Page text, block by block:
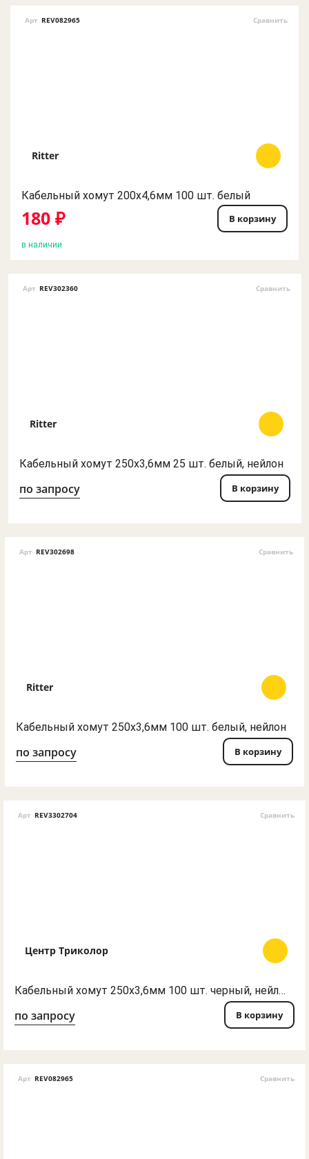
Арт REV082965 Сравнить
Ritter
Кабельный хомут 200х4,6мм 100 шт. белый
180 ₽ В корзину
в наличии
Арт REV302360 Сравнить
Ritter
Кабельный хомут 250х3,6мм 25 шт. белый, нейлон
по запросу В корзину
Арт REV302698 Сравнить
Ritter
Кабельный хомут 250х3,6мм 100 шт. белый, нейлон
по запросу В корзину
Арт REV3302704 Сравнить
Центр Триколор
Кабельный хомут 250х3,6мм 100 шт. черный, нейлон
по запросу В корзину
Арт REV082965 Сравнить